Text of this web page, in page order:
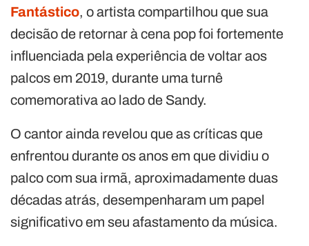
Fantástico, o artista compartilhou que sua
decisão de retornar à cena pop foi fortemente
influenciada pela experiência de voltar aos
palcos em 2019, durante uma turnê
comemorativa ao lado de Sandy.
O cantor ainda revelou que as críticas que
enfrentou durante os anos em que dividiu o
palco com sua irmã, aproximadamente duas
décadas atrás, desempenharam um papel
significativo em seu afastamento da música.